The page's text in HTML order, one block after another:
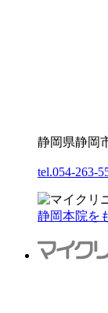
静岡県静岡
tel.054-263-
静岡本院を